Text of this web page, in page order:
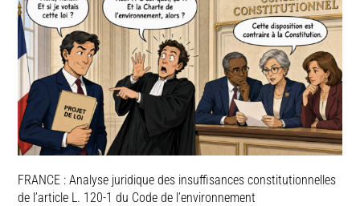
FRANCE : Analyse juridique des insuffisances constitutionnelles
de l’article L. 120-1 du Code de l’environnement